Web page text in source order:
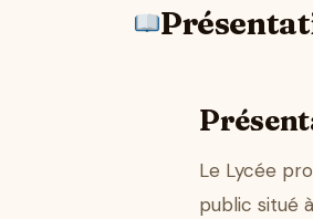
Le Lycée
public situé